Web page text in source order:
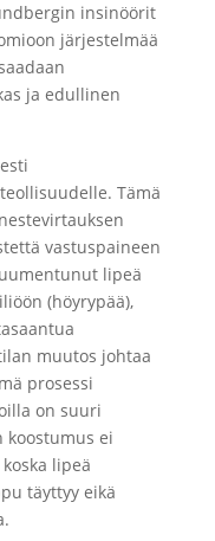
insinöörit
järjestelmää
ja edullinen
Tämä
vastuspaineen
lipeä
(höyrypää),
muutos johtaa
prosessi
on suuri
koostumus ei
lipeä
täyttyy eikä